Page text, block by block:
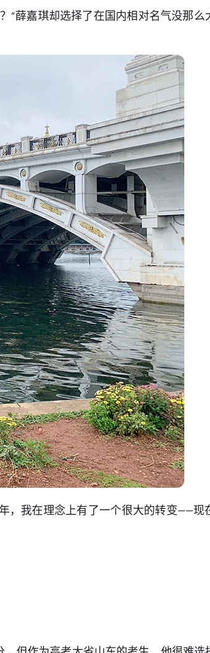
”薛嘉琪却选择了在国内相对名气没那么
，我在理念上有了一个很大的转变——现